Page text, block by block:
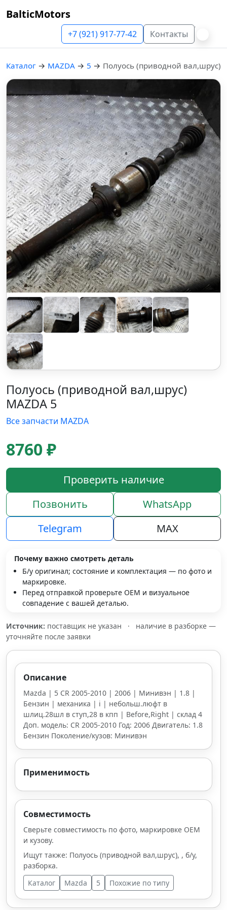
BalticMotors
+7 (921) 917-77-42 Контакты
Каталог → MAZDA → 5 → Полуось (приводной вал,шрус)
Полуось (приводной вал,шрус)
MAZDA 5
Все запчасти MAZDA
8760 ₽
Проверить наличие
Позвонить
WhatsApp
Telegram
MAX
Почему важно смотреть деталь
Б/у оригинал; состояние и комплектация — по фото и
маркировке.
Перед отправкой проверьте OEM и визуальное
совпадение с вашей деталью.
Источник: поставщик не указан ·
наличие в разборке —
уточняйте после заявки
Описание
Mazda | 5 CR 2005-2010 | 2006 | Минивэн | 1.8 |
Бензин | механика | i | небольш.люфт в
шлиц.28шл в ступ,28 в кпп | Before,Right | склад 4
Доп. модель: CR 2005-2010 Год: 2006 Двигатель: 1.8
Бензин Поколение/кузов: Минивэн
Применимость
Совместимость
Сверьте совместимость по фото, маркировке OEM
и кузову.
Ищут также: Полуось (приводной вал,шрус), , б/у,
разборка.
Каталог
Mazda 5 Похожие по типу